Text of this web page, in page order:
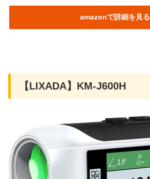
amazonで詳細を見る
【LIXADA】KM-J600H